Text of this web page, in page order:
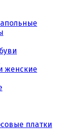
женские
платки